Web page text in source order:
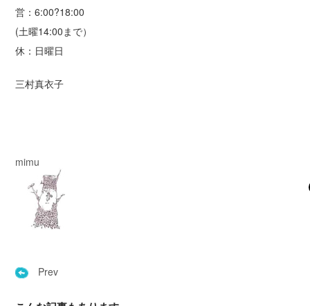
営：6:00?18:00
(土曜14:00まで）
休：日曜日
三村真衣子
mimu
Prev